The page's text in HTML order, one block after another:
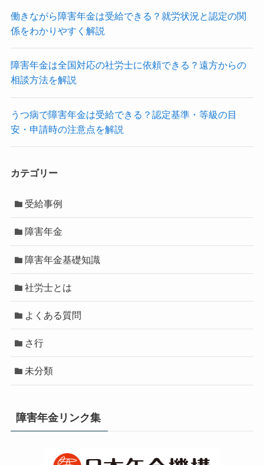
働きながら障害年金は受給できる？就労状況と認定の関
係をわかりやすく解説
障害年金は全国対応の社労士に依頼できる？遠方からの
相談方法を解説
うつ病で障害年金は受給できる？認定基準・等級の目
安・申請時の注意点を解説
カテゴリー
受給事例
障害年金
障害年金基礎知識
社労士とは
よくある質問
さ行
未分類
障害年金リンク集